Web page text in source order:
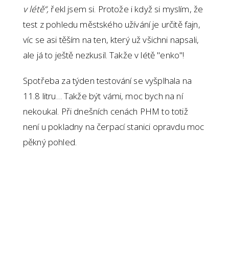
v létě“, řekl jsem si. Protože i když si myslím, že
test z pohledu městského užívání je určitě fajn,
víc se asi těším na ten, který už všichni napsali,
ale já to ještě nezkusil. Takže v létě "enko"!
Spotřeba za týden testování se vyšplhala na
11.8 litru… Takže být vámi, moc bych na ní
nekoukal. Při dnešních cenách PHM to totiž
není u pokladny na čerpací stanici opravdu moc
pěkný pohled.